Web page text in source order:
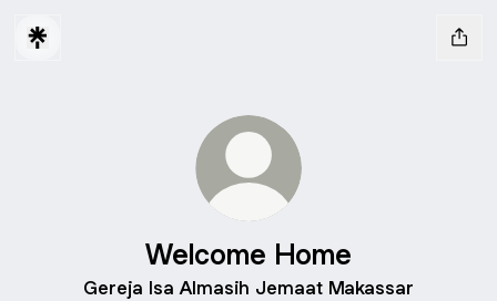
Welcome Home
Gereja Isa Almasih Jemaat Makassar